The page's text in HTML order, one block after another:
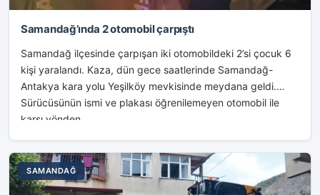
Samandağ’ında 2 otomobil çarpıştı
Samandağ ilçesinde çarpışan iki otomobildeki 2’si çocuk 6
kişi yaralandı. Kaza, dün gece saatlerinde Samandağ-
Antakya kara yolu Yeşilköy mevkisinde meydana geldi.
Sürücüsünün ismi ve plakası öğrenilemeyen otomobil ile
karşı yönden...
SAMANDAĞ